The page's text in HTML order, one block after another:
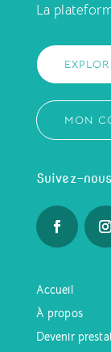
La
MON
Suivez-nous
Accueil
À propos
Devenir